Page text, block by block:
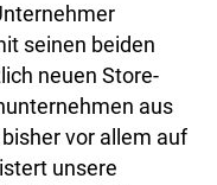
seinen beiden
neuen Store-
aus
vor allem auf
unsere